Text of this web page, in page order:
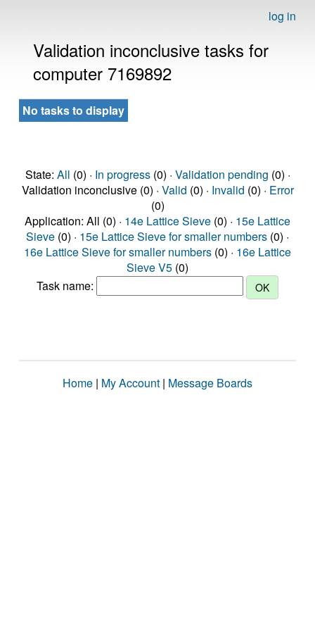
log in
Validation inconclusive tasks for
computer 7169892
No tasks to display
State: All (0) · In progress(0) · Validation pending (0) ·
Validation inconclusive (0) · Valid (0) · Invalid (0) · Error
(0)
Application: All (0) · 14e Lattice Sieve (0) · 15e Lattice
Sieve (0) · 15e Lattice Sieve for smaller numbers (0) ·
16e Lattice Sieve for smaller numbers (0) · 16e Lattice
Sieve V5 (0)
Task name:
Home | My Account | Message Boards